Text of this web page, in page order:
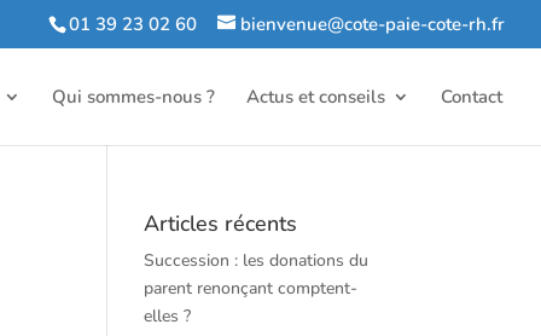
01 39 23 02 60 bienvenue@cote-paie-cote-rh.fr
Qui sommes-nous ? Actus et conseils Contact
Articles récents
Succession : les donations du
parent renonçant comptent-
elles ?